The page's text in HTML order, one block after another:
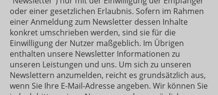
oder einer gesetzlichen Erlaubnis. Sofern im Rahmen
einer Anmeldung zum Newsletter dessen Inhalte
konkret umschrieben werden, sind sie für die
Einwilligung der Nutzer maßgeblich. Im Übrigen
enthalten unsere Newsletter Informationen zu
unseren Leistungen und uns. Um sich zu unseren
Newslettern anzumelden, reicht es grundsätzlich aus,
wenn Sie Ihre E-Mail-Adresse angeben. Wir können Sie